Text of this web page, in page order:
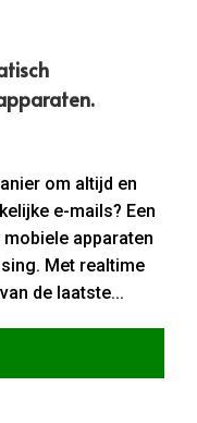
om altijd en
e-mails? Een
apparaten
Met realtime
de laatste...